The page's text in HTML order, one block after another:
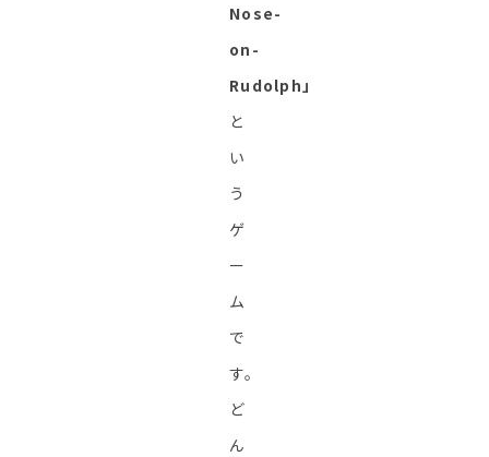
Nose-
on-
Rudolph」
と
い
う
ゲ
ー
ム
で
す。
ど
ん